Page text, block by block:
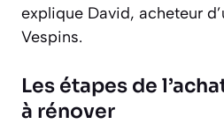
explique David, acheteur
Vespins.
Les étapes de
à rénover